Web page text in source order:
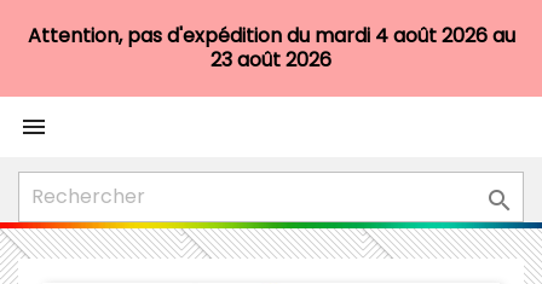
Attention, pas d'expédition du mardi 4 août 2026 au
23 août 2026

